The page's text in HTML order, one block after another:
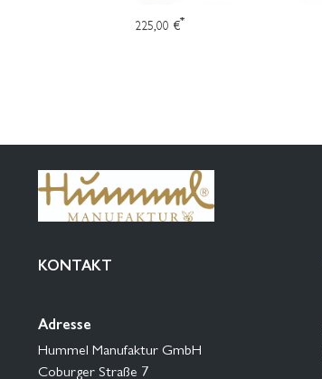
225,00 €*
KONTAKT
Adresse
Hummel Manufaktur GmbH
Coburger Straße 7